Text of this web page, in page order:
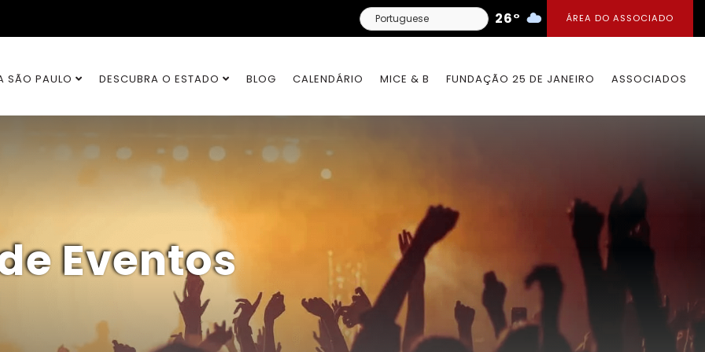
26° ÁREA DO ASSOCIADO
SÃO PAULO DESCUBRA O ESTADO BLOG CALENDÁRIO MICE & B FUNDAÇÃO 25 DE JANEIRO ASSOCIADOS
Eventos